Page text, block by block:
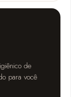
de
para você